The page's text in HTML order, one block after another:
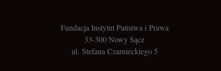
Fundacja Instytut Państwa i Prawa
33-300 Nowy Sącz
ul. Stefana Czarnieckiego 5